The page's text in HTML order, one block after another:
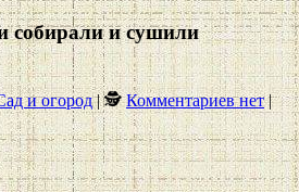
собирали и сушили
и огород| 🕵Комментариев нет|